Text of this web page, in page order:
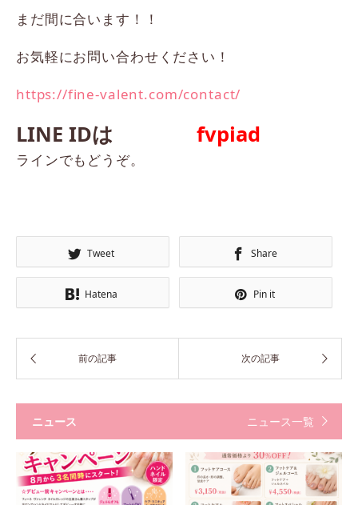
まだ間に合います！！
お気軽にお問い合わせください！
https://fine-valent.com/contact/
LINE IDは fvpiad
ラインでもどうぞ。
Tweet Share
Hatena Pin it
ニュース ニュース一覧